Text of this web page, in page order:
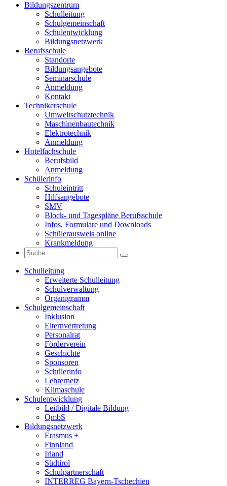
Bildungszentrum
Schulleitung
Schulgemeinschaft
Schulentwicklung
Bildungsnetzwerk
Berufsschule
Standorte
Bildungsangebote
Seminarschule
Anmeldung
Kontakt
Technikerschule
Umweltschutztechnik
Maschinenbautechnik
Elektrotechnik
Anmeldung
Hotelfachschule
Berufsbild
Anmeldung
Schülerinfo
Schuleintritt
Hilfsangebote
SMV
Block- und Tagespläne Berufsschule
Infos, Formulare und Downloads
Schülerausweis online
Krankmeldung
Schulleitung
Erweiterte Schulleitung
Schulverwaltung
Organigramm
Schulgemeinschaft
Inklusion
Elternvertretung
Personalrat
Förderverein
Geschichte
Sponsoren
Schülerinfo
Lehrernetz
Klimaschule
Schulentwicklung
Leitbild / Digitale Bildung
QmbS
Bildungsnetzwerk
Erasmus +
Finnland
Irland
Südtirol
Schul­partner­schaft
INTERREG Bayern-Tschechien